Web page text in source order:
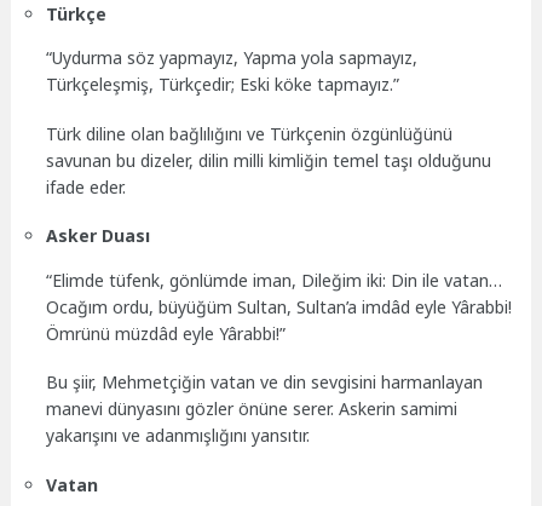
Türkçe
“Uydurma söz yapmayız, Yapma yola sapmayız,
Türkçeleşmiş, Türkçedir; Eski köke tapmayız.”
Türk diline olan bağlılığını ve Türkçenin özgünlüğünü
savunan bu dizeler, dilin milli kimliğin temel taşı olduğunu
ifade eder.
Asker Duası
“Elimde tüfenk, gönlümde iman, Dileğim iki: Din ile vatan…
Ocağım ordu, büyüğüm Sultan, Sultan’a imdâd eyle Yârabbi!
Ömrünü müzdâd eyle Yârabbi!”
Bu şiir, Mehmetçiğin vatan ve din sevgisini harmanlayan
manevi dünyasını gözler önüne serer. Askerin samimi
yakarışını ve adanmışlığını yansıtır.
Vatan